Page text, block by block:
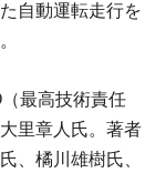
自動運転走行を
最高技術責任
里章人氏。著者
、橘川雄樹氏、